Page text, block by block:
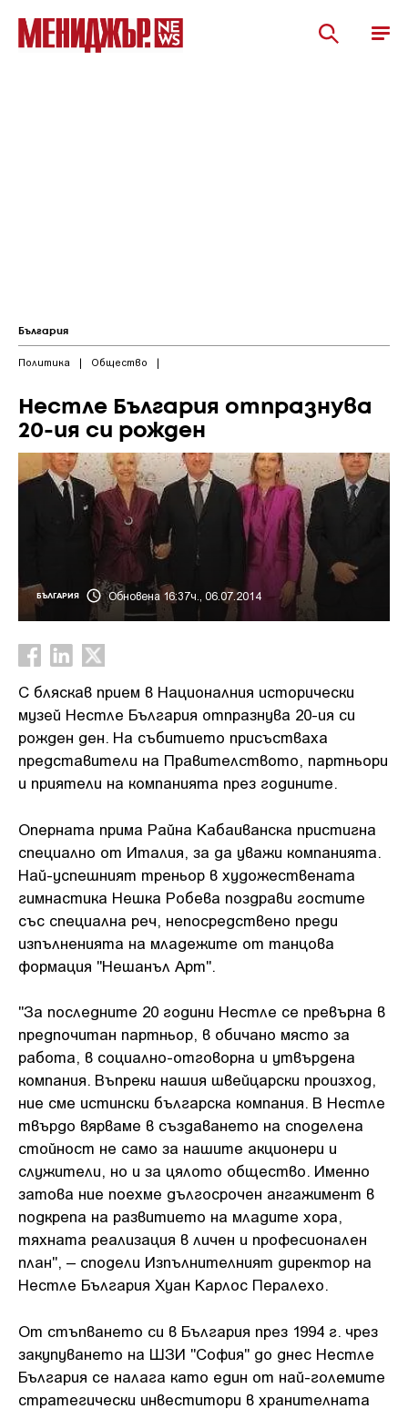
България
Политика | Общество |
Нестле България отпразнува
20-ия си рожден
БЪЛГАРИЯ Обновена 16:37ч., 06.07.2014
С бляскав прием в Националния исторически
музей Нестле България отпразнува 20-ия си
рожден ден. На събитието присъстваха
представители на Правителството, партньори
и приятели на компанията през годините.
Оперната прима Райна Кабаиванска пристигна
специално от Италия, за да уважи компанията.
Най-успешният треньор в художествената
гимнастика Нешка Робева поздрави гостите
със специална реч, непосредствено преди
изпълненията на младежите от танцова
формация "Нешанъл Арт".
"За последните 20 години Нестле се превърна в
предпочитан партньор, в обичано място за
работа, в социално-отговорна и утвърдена
компания. Въпреки нашия швейцарски произход,
ние сме истински българска компания. В Нестле
твърдо вярваме в създаването на споделена
стойност не само за нашите акционери и
служители, но и за цялото общество. Именно
затова ние поехме дългосрочен ангажимент в
подкрепа на развитието на младите хора,
тяхната реализация в личен и професионален
план", – сподели Изпълнителният директор на
Нестле България Хуан Карлос Пералехо.
От стъпването си в България през 1994 г. чрез
закупуването на ШЗИ "София" до днес Нестле
България се налага като един от най-големите
стратегически инвеститори в хранителната